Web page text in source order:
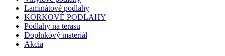
Laminátové podlahy
KORKOVÉ PODLAHY
Podlahy na terasu
Doplnkový materiál
Akcia